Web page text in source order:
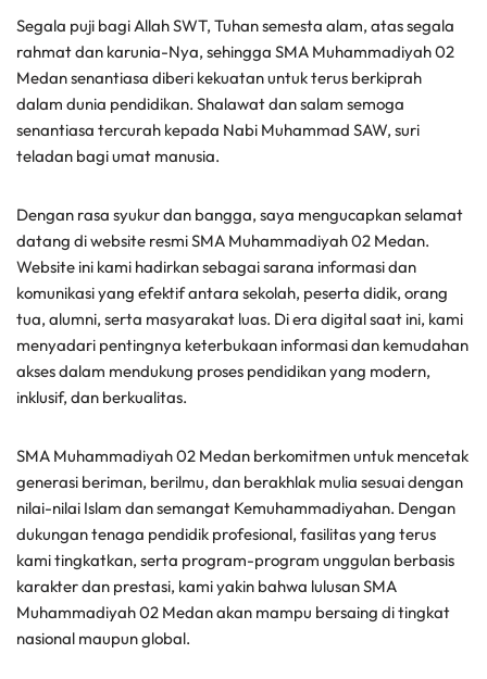
Segala puji bagi Allah SWT, Tuhan semesta alam, atas segala
rahmat dan karunia-Nya, sehingga SMA Muhammadiyah 02
Medan senantiasa diberi kekuatan untuk terus berkiprah
dalam dunia pendidikan. Shalawat dan salam semoga
senantiasa tercurah kepada Nabi Muhammad SAW, suri
teladan bagi umat manusia.
Dengan rasa syukur dan bangga, saya mengucapkan selamat
datang di website resmi SMA Muhammadiyah 02 Medan.
Website ini kami hadirkan sebagai sarana informasi dan
komunikasi yang efektif antara sekolah, peserta didik, orang
tua, alumni, serta masyarakat luas. Di era digital saat ini, kami
menyadari pentingnya keterbukaan informasi dan kemudahan
akses dalam mendukung proses pendidikan yang modern,
inklusif, dan berkualitas.
SMA Muhammadiyah 02 Medan berkomitmen untuk mencetak
generasi beriman, berilmu, dan berakhlak mulia sesuai dengan
nilai-nilai Islam dan semangat Kemuhammadiyahan. Dengan
dukungan tenaga pendidik profesional, fasilitas yang terus
kami tingkatkan, serta program-program unggulan berbasis
karakter dan prestasi, kami yakin bahwa lulusan SMA
Muhammadiyah 02 Medan akan mampu bersaing di tingkat
nasional maupun global.